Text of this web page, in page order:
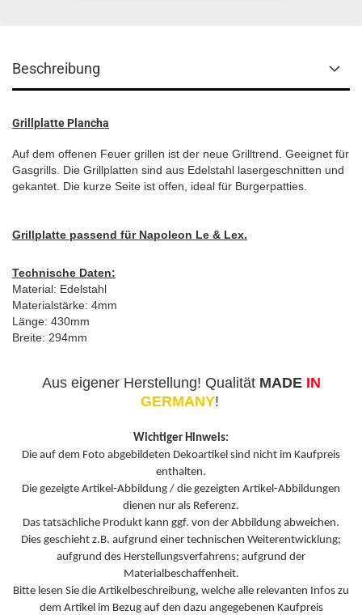
Beschreibung
Grillplatte Plancha
Auf dem offenen Feuer grillen ist der neue Grilltrend. Geeignet für
Gasgrills. Die Grillplatten sind aus Edelstahl lasergeschnitten und
gekantet. Die kurze Seite ist offen, ideal für Burgerpatties.
Grillplatte passend für Napoleon Le & Lex.
Technische Daten:
Material: Edelstahl
Materialstärke: 4mm
Länge: 430mm
Breite: 294mm
Aus eigener Herstellung! QualitätMADE IN
GERMANY!
Wichtiger Hinweis:
Die auf dem Foto abgebildeten Dekoartikel sind nicht im Kaufpreis
enthalten.
Die gezeigte Artikel-Abbildung / die gezeigten Artikel-Abbildungen
dienen nur als Referenz.
Das tatsächliche Produkt kann ggf. von der Abbildung abweichen.
Dies geschieht z.B. aufgrund einer technischen Weiterentwicklung;
aufgrund des Herstellungsverfahrens; aufgrund der
Materialbeschaffenheit.
Bitte lesen Sie die Artikelbeschreibung, welche alle relevanten Infos zu
dem Artikel im Bezug auf den dazu angegebenen Kaufpreis